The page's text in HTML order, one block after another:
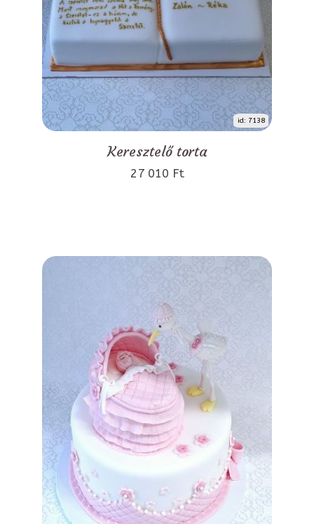
id: 7138
Keresztelő torta
27 010 Ft